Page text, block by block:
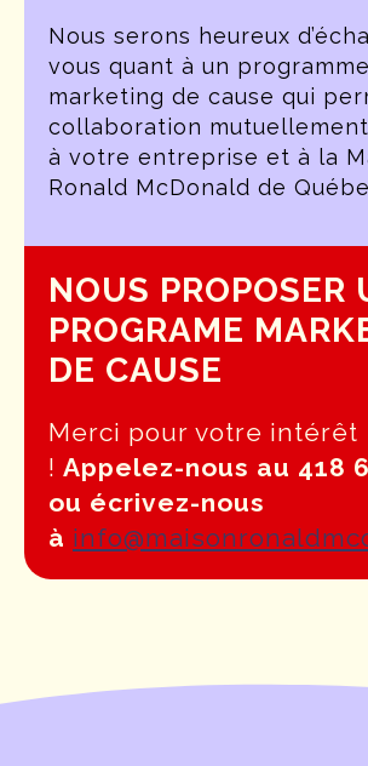
Nous serons heureux
vous quant à un
marketing de cause qui
collaboration
à votre entreprise et à la
Ronald McDonald de
NOUS PROPOSER
PROGRAME
DE CAUSE
Merci pour votre intérêt
! Appelez-nous au 418
ou écrivez-nous
à